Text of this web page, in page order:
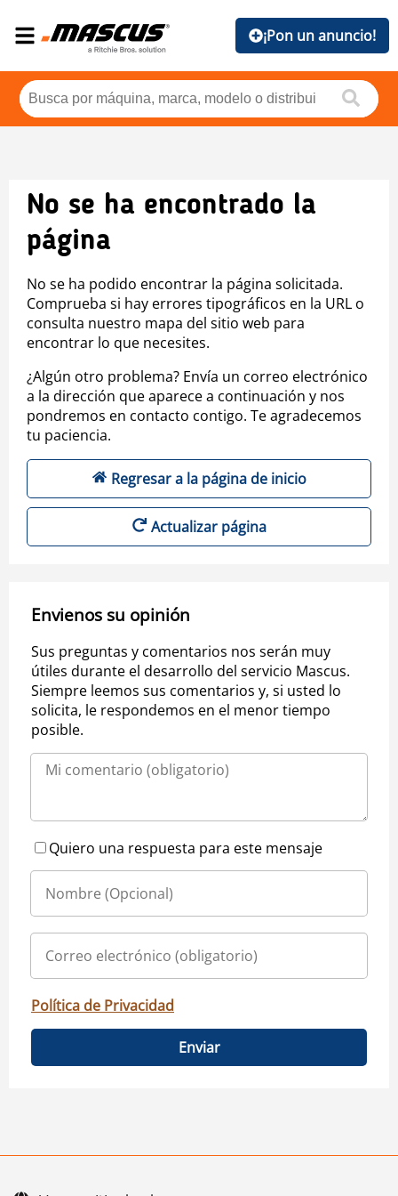
¡Pon un anuncio!
No se ha encontrado la
página
No se ha podido encontrar la página solicitada.
Comprueba si hay errores tipográficos en la URL o
consulta nuestro mapa del sitio web para
encontrar lo que necesites.
¿Algún otro problema? Envía un correo electrónico
a la dirección que aparece a continuación y nos
pondremos en contacto contigo. Te agradecemos
tu paciencia.
Regresar a la página de inicio
Actualizar página
Envienos su opinión
Sus preguntas y comentarios nos serán muy
útiles durante el desarrollo del servicio Mascus.
Siempre leemos sus comentarios y, si usted lo
solicita, le respondemos en el menor tiempo
posible.
Quiero una respuesta para este mensaje
Política de Privacidad
Enviar